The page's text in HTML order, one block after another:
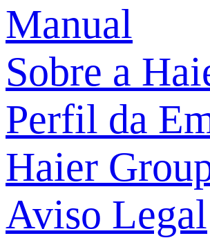
Manual
Sobre a
Perfil da
Haier
Aviso Legal